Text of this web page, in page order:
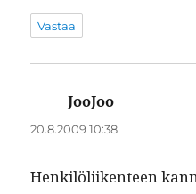
Vastaa
JooJoo
20.8.2009 10:38
Henkilöli­iken­teen